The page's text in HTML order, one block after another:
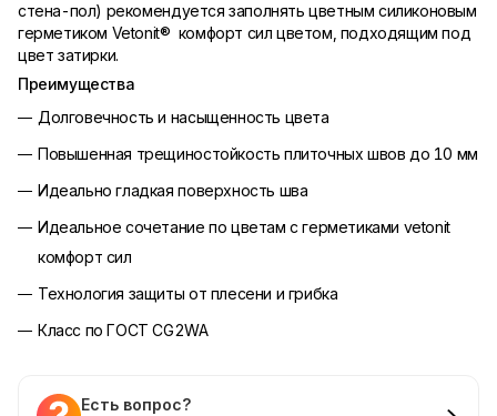
стена-пол) рекомендуется заполнять цветным силиконовым
герметиком Vetonit® комфорт сил цветом, подходящим под
цвет затирки.
Преимущества
Долговечность и насыщенность цвета
Повышенная трещиностойкость плиточных швов до 10 мм
Идеально гладкая поверхность шва
Идеальное сочетание по цветам с герметиками vetonit
комфорт сил
Технология защиты от плесени и грибка
Класс по ГОСТ CG2WA
Есть вопрос?